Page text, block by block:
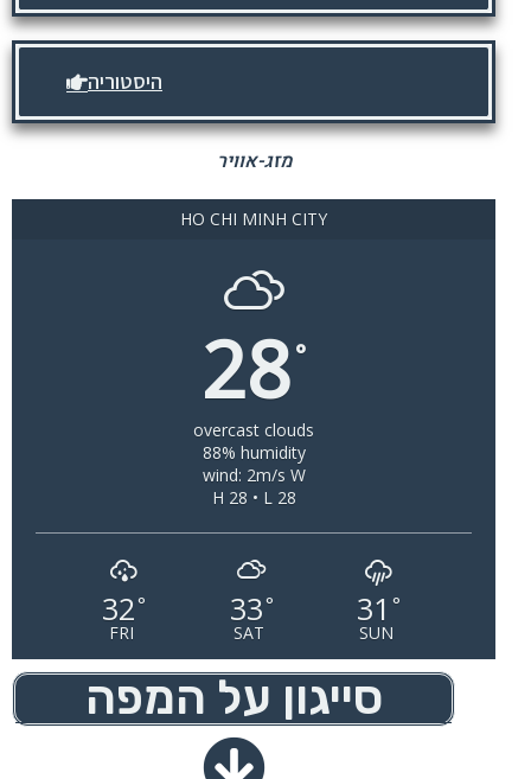
היסטוריה
מזג-אוויר
HO CHI MINH CITY
28°
overcast clouds
88% humidity
wind: 2m/s W
H 28 • L 28
32°
FRI
33°
SAT
31 °
SUN
סייגון על המפה